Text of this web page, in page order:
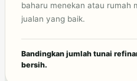
baharu menekan atau rumah
jualan yang baik.
Bandingkan jumlah tunai
bersih.